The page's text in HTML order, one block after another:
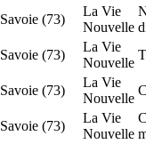
Savoie (73)
La Vie
Nouvelle
Savoie (73)
La Vie
Nouvelle
Savoie (73)
La Vie
Nouvelle
Savoie (73)
La Vie
Nouvelle